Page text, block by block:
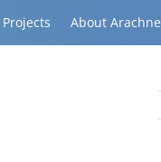
Projects About Arachne